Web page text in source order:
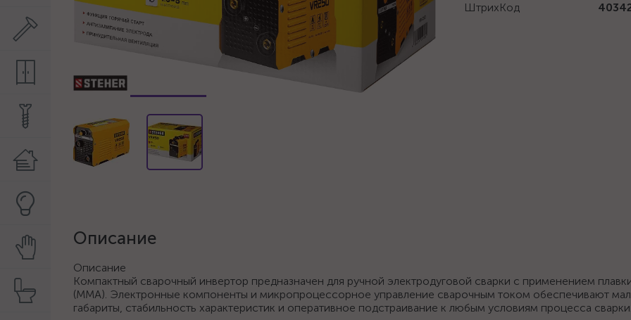
ШтрихКод
Описание
Описание
Компактный сварочный инвертор предназначен для ручной электродуговой сварки с применением
(ММА). Электронные компоненты и микропроцессорное управление сварочным током обеспечивают
габариты, стабильность характеристик и оперативное подстраивание к любым условиям процесса сварки.